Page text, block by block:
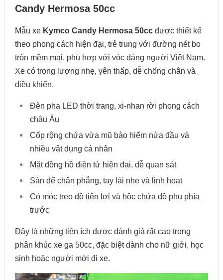
Candy Hermosa 50cc
Mẫu xe Kymco Candy Hermosa 50ccđược thiết kế
theo phong cách hiện đại, trẻ trung với đường nét bo
tròn mềm mại, phù hợp với vóc dáng người Việt Nam.
Xe có trọng lượng nhẹ, yên thấp, dễ chống chân và
điều khiển.
Đèn pha LED thời trang, xi-nhan rời phong cách
châu Âu
Cốp rộng chứa vừa mũ bảo hiểm nửa đầu và
nhiều vật dụng cá nhân
Mặt đồng hồ điện tử hiện đại, dễ quan sát
Sàn để chân phẳng, tay lái nhẹ và linh hoạt
Có móc treo đồ tiện lợi và hộc chứa đồ phụ phía
trước
Đây là những tiện ích được đánh giá rất cao trong
phân khúc xe ga 50cc, đặc biệt dành cho nữ giới, học
sinh hoặc người mới đi xe.